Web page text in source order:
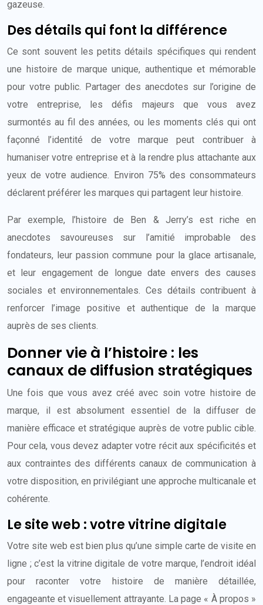
gazeuse.
Des détails qui font la différence
Ce sont souvent les petits détails spécifiques qui rendent
une histoire de marque unique, authentique et mémorable
pour votre public. Partager des anecdotes sur l’origine de
votre entreprise, les défis majeurs que vous avez
surmontés au fil des années, ou les moments clés qui ont
façonné l’identité de votre marque peut contribuer à
humaniser votre entreprise et à la rendre plus attachante aux
yeux de votre audience. Environ 75% des consommateurs
déclarent préférer les marques qui partagent leur histoire.
Par exemple, l’histoire de Ben & Jerry’s est riche en
anecdotes savoureuses sur l’amitié improbable des
fondateurs, leur passion commune pour la glace artisanale,
et leur engagement de longue date envers des causes
sociales et environnementales. Ces détails contribuent à
renforcer l’image positive et authentique de la marque
auprès de ses clients.
Donner vie à l’histoire : les
canaux de diffusion stratégiques
Une fois que vous avez créé avec soin votre histoire de
marque, il est absolument essentiel de la diffuser de
manière efficace et stratégique auprès de votre public cible.
Pour cela, vous devez adapter votre récit aux spécificités et
aux contraintes des différents canaux de communication à
votre disposition, en privilégiant une approche multicanale et
cohérente.
Le site web : votre vitrine digitale
Votre site web est bien plus qu’une simple carte de visite en
ligne ; c’est la vitrine digitale de votre marque, l’endroit idéal
pour raconter votre histoire de manière détaillée,
engageante et visuellement attrayante. La page « À propos »